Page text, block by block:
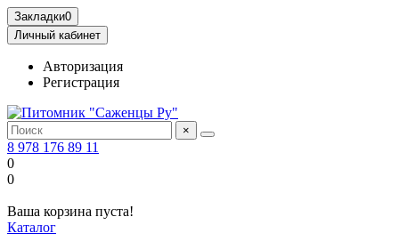
Закладки0
Личный кабинет
Авторизация
Регистрация
×
8 978 176 89 11
0
0
Ваша корзина пуста!
Каталог